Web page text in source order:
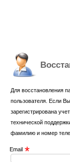
Для восстановления
пользователя. Если
зарегистрирована
технической
фамилию и номер
Email *